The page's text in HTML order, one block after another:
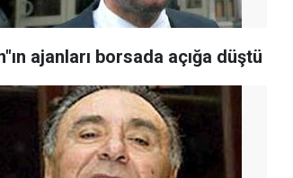
ajanları borsada açığa düştü